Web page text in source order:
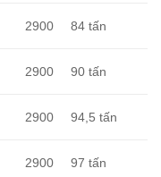
2900 84 tấn
2900 90 tấn
2900 94,5 tấn
2900 97 tấn